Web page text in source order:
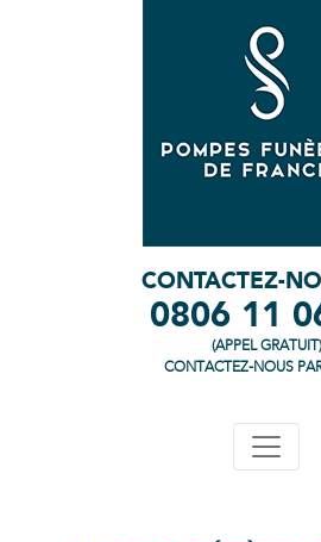
CONTACTEZ-
0806 11
(APPEL GRATUIT)
CONTACTEZ-NOUS